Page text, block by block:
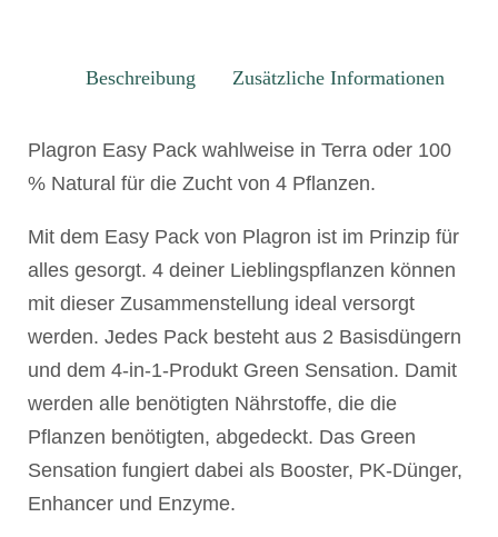
Beschreibung Zusätzliche Informationen
Plagron Easy Pack wahlweise in Terra oder 100
% Natural für die Zucht von 4 Pflanzen.
Mit dem Easy Pack von Plagron ist im Prinzip für
alles gesorgt. 4 deiner Lieblingspflanzen können
mit dieser Zusammenstellung ideal versorgt
werden. Jedes Pack besteht aus 2 Basisdüngern
und dem 4-in-1-Produkt Green Sensation. Damit
werden alle benötigten Nährstoffe, die die
Pflanzen benötigten, abgedeckt. Das Green
Sensation fungiert dabei als Booster, PK-Dünger,
Enhancer und Enzyme.